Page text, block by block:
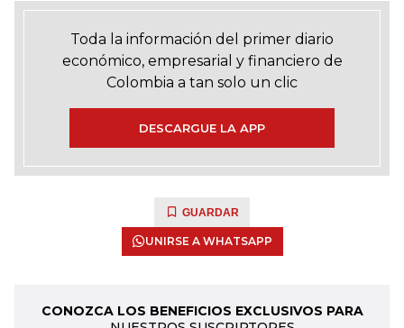
Toda la información del primer diario
económico, empresarial y financiero de
Colombia a tan solo un clic
DESCARGUE LA APP
GUARDAR
UNIRSE A WHATSAPP
CONOZCA LOS BENEFICIOS EXCLUSIVOS PARA